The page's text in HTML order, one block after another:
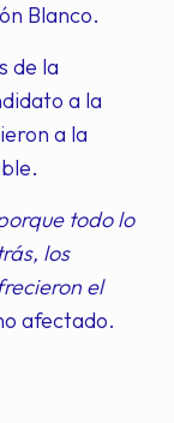
Blanco.
de la
a la
a la
todo lo
los
el
afectado.